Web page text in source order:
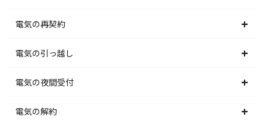
東北電力エリア
東京電力エリア
北陸電力エリア
中部電力エリア
北海道電力エリア
東北電力エリア
東京電力エリア
北陸電力エリア
電気の再契約
北海道電力エリア
東北電力エリア
東京電力エリア
電気の引っ越し
北海道電力エリア
東北電力エリア
電気の夜間受付
北海道電力エリア
電気の解約